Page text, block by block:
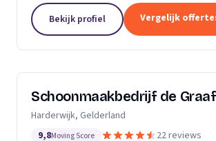
om uw omgeving schoon, fris en
Bekijk profiel Vergelijk
Schoonmaakbedrijf de Graaf
Harderwijk, Gelderland
9,8Moving Score 22 reviews